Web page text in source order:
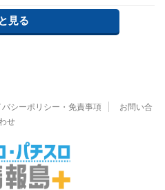
見る
バシーポリシー・免責事項
お問い合
せ